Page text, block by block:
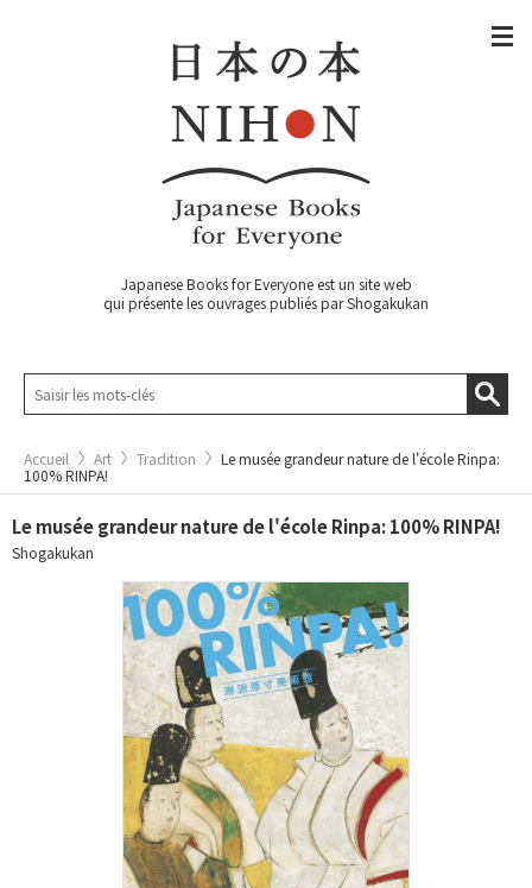
Japanese Books for Everyone est un site web
qui présente les ouvrages publiés par Shogakukan
Accueil Art Tradition
Le musée grandeur nature de l'école Rinpa:
100% RINPA!
Le musée grandeur nature de l'école Rinpa: 100% RINPA!
Shogakukan